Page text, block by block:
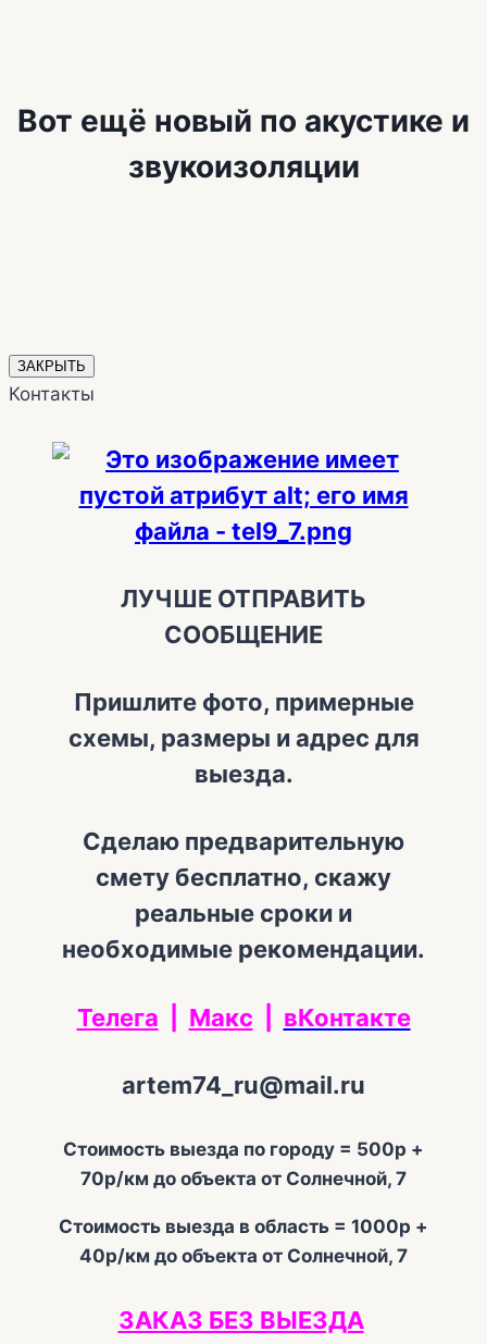
Вот ещё новый по акустике и
звукоизоляции
ЗАКРЫТЬ
Контакты
ЛУЧШЕ ОТПРАВИТЬ
СООБЩЕНИЕ
Пришлите фото, примерные
схемы, размеры и адрес для
выезда.
Сделаю предварительную
смету бесплатно, скажу
реальные сроки и
необходимые рекомендации.
Телега Макс вКонтакте
artem74_ru@mail.ru
Стоимость выезда по городу = 500р +
70р/км до объекта от Солнечной, 7
Стоимость выезда в область = 1000р +
40р/км до объекта от Солнечной, 7
ЗАКАЗ БЕЗ ВЫЕЗДА